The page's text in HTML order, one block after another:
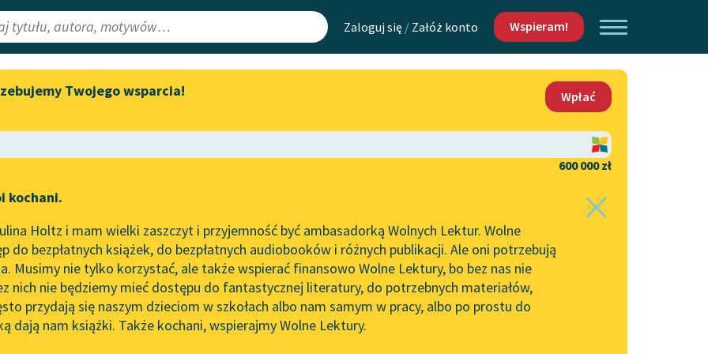
Zaloguj się / Załóż konto Wspieram!
Lektury
redakcyjne
Aktualności
„Prokurator Alicja Horn” do
literatury skandynawskiej
Spotkanie z Katarzyną Tunkiel
w Oslo
102. lata temu zmarł Joseph
Conrad
Mapa Wolnych Lektur
Leśmianator
API
OAI-PMH
Widget Wolnych Lektur
Kontakt
O projekcie
Zasady wykorzystania
Wolnych Lektur
Logotypy
Materiały promocyjne
Twojego wsparcia!
Wpłać
600 000 zł
kochani.
Holtz i mam wielki zaszczyt i przyjemność być ambasadorką Wolnych Lektur. Wolne
do bezpłatnych książek, do bezpłatnych audiobooków i różnych publikacji. Ale oni potrzebują
Musimy nie tylko korzystać, ale także wspierać finansowo Wolne Lektury, bo bez nas nie
nich nie będziemy mieć dostępu do fantastycznej literatury, do potrzebnych materiałów,
przydają się naszym dzieciom w szkołach albo nam samym w pracy, albo po prostu do
dają nam książki. Także kochani, wspierajmy Wolne Lektury.
Gałczyński✖ Liryka✖